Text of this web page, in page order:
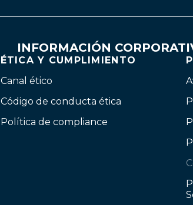
INFORMACIÓN
ÉTICA Y CUMPLIMIENTO
Canal ético
Código de conducta ética
Política de compliance